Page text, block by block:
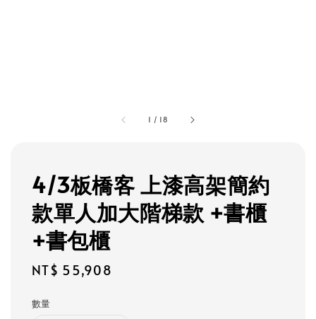
1 / 18
4/3板橋客 上漆高架簡約
款單人加大階梯款 +書櫃
+書包櫃
Regular
NT$ 55,908
數量